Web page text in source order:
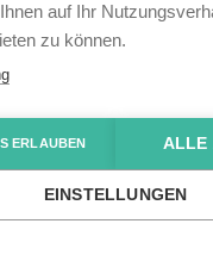
schafft neue
auf Ihr
zu können.
ERLAUBEN ALLE
EINSTELLUNGEN